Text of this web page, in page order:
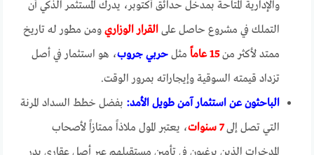
والإدارية المتاحة بمدخل حدائق أكتوبر، يدرك المستثمر الذكي أن
التملك في مشروع حاصل علىالقرار الوزاري ومن مطور له تاريخ
ممتد لأكثر من15 عاماً مثلحربي جروب، هو استثمار في أصل
تزداد قيمته السوقية وإيجاراته بمرور الوقت.
الباحثون عن استثمار آمن طويل الأمد: بفضل خطط السداد المرنة
التي تصل إلى7 سنوات
، يعتبر المول ملاذاً ممتازاً لأصحاب